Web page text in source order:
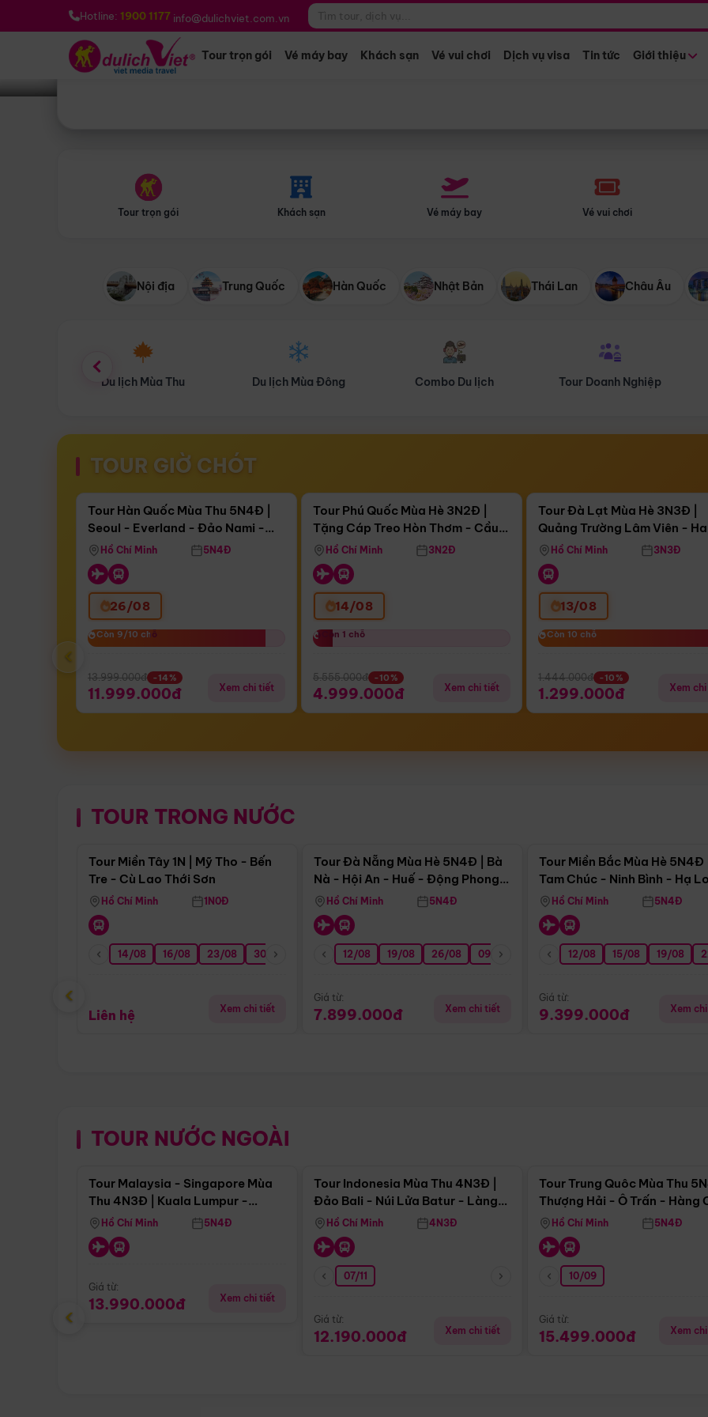
Hotline: 1900 1177 info@dulichviet.com.vn
Tour trọn gói Vé máy bay Khách sạn Vé vui chơi Dịch vụ visa Tin tức Giới thiệu
Bạn muốn đi đâu? *
Tour trọn gói Khách sạn Vé máy bay Vé vui chơi
Nội địa Trung Quốc Hàn Quốc Nhật Bản Thái Lan Châu Âu
Du lịch Mùa Đông Combo Du lịch Tour Doanh Nghiệp Du lịch Hành Hương
TOUR GIỜ CHÓT
Còn17 ngày 05:21:38
Bay Sun Phuquoc Airways
Điểm nổi bật
Tour Hàn Quốc Mùa Thu 5N4Đ |
Seoul - Everland - Đảo Nami -
Tháp Namsan (Bay Sun Phuquoc
Airways)
Hồ Chí Minh 5N4Đ
26/08
Còn 9/10 chỗ
Còn 9/10 chỗ
13.999.000đ -14%
11.999.000đ Xem chi tiết
Còn05 ngày 05:21:38
Tặng Cáp Treo Hòn Thơm
Tour Phú Quốc Mùa Hè 3N2Đ |
Tặng Cáp Treo Hòn Thơm - Cầu
Hôn - Công Viên Nước Aquatopia
Hồ Chí Minh 3N2Đ
14/08
Còn 1 chỗ
Còn 1 chỗ
5.555.000đ -10%
4.999.000đ Xem chi tiết
Còn04 ngày 05:21:38
Tour Đà Lạt Mùa Hè 3N3Đ |
Quảng Trường Lâm Viên -
Hill - Puppy Farm
Hồ Chí Minh 3N3Đ
13/08
Còn 10 chỗ
Còn 10 chỗ
1.444.000đ -10%
1.299.000đ Xem
‹
TOUR TRONG NƯỚC
Điểm nổi bật
Tour Miền Tây 1N | Mỹ Tho - Bến
Tre - Cù Lao Thới Sơn
Hồ Chí Minh 1N0Đ
14/08 16/08 23/08 30/08 06/09 13/09 20/09 27/09
Liên hệ Xem chi tiết
Tour Đà Nẵng Mùa Hè 5N4Đ | Bà
Nà - Hội An - Huế - Động Phong
NhaHồ Chí Minh 5N4Đ
12/08 19/08 26/08 09/09 16/09 23/09 30/09 07/10
Giá từ:
7.899.000đ Xem chi tiết
Tour Miền Bắc Mùa Hè 5N4Đ |
Tam Chúc - Ninh Bình - Hạ
Hồ Chí Minh 5N4Đ
12/08 15/08 19/08
Giá từ:
9.399.000đ Xem
‹
TOUR NƯỚC NGOÀI
Điểm nổi bật
Tour Malaysia - Singapore Mùa
Thu 4N3Đ | Kuala Lumpur -
Malacca - Johor Baru -
Singapore
Hồ Chí Minh 5N4Đ
Giá từ:
13.990.000đ Xem chi tiết
Tour Indonesia Mùa Thu 4N3Đ |
Đảo Bali - Núi Lửa Batur - Làng
Penglipuran
Hồ Chí Minh 4N3Đ
07/11
Giá từ:
12.190.000đ Xem chi tiết
Tour Trung Quôc Mùa Thu
Thượng Hải - Ô Trấn - Hàng
(Tour Không Shopping)
Hồ Chí Minh 5N4Đ
10/09
Giá từ:
15.499.000đ Xem
‹